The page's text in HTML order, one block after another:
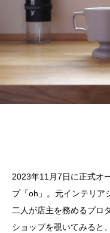
2023年11月7日に正式オ
プ「oh」。元インテリア
二人が店主を務めるプロ
ショップを覗いてみると